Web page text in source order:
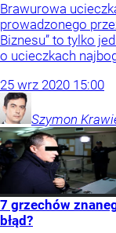
Brawurowa
prowadzonego
Biznesu” to tylko
o ucieczkach
25 wrz 2020 15:00
Szymon
7 grzechów
błąd?